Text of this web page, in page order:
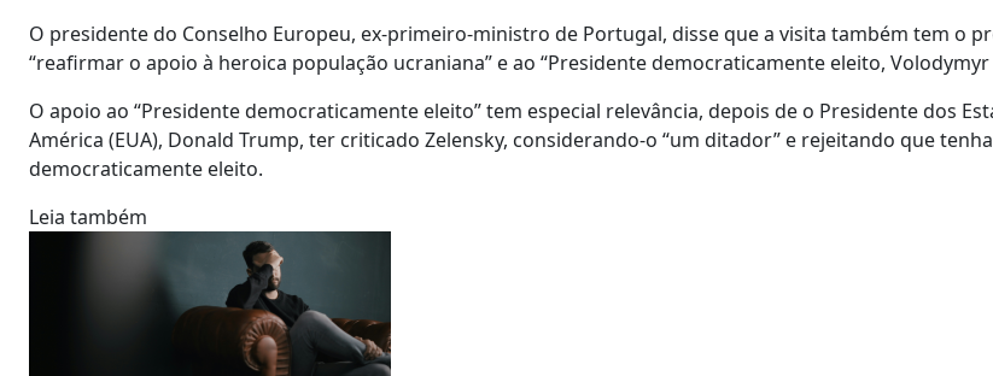
O presidente do Conselho Europeu, ex-primeiro-ministro de Portugal, disse que a visita também tem o
“reafirmar o apoio à heroica população ucraniana” e ao “Presidente democraticamente eleito, Volodymyr
O apoio ao “Presidente democraticamente eleito” tem especial relevância, depois de o Presidente dos
América (EUA), Donald Trump, ter criticado Zelensky, considerando-o “um ditador” e rejeitando que
democraticamente eleito.
Leia também